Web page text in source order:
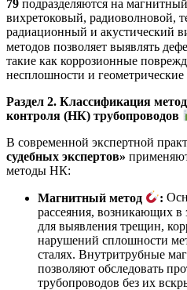
79 подразделяются на
вихретоковый, радиоволновой,
радиационный и акустический
методов позволяет выявлять
такие как коррозионные
несплошности и геометрические
Раздел 2. Классификация
контроля (НК) трубопроводов
В современной экспертной
судебных экспертов»
методы НК:
Магнитный метод :
рассеяния, возникающих в
для выявления трещин,
нарушений сплошности
сталях. Внутритрубные
позволяют обследовать
трубопроводов без их